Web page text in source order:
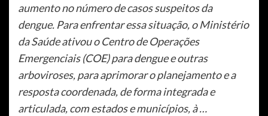
aumento no número de casos suspeitos da
dengue. Para enfrentar essa situação, o Ministério
da Saúde ativou o Centro de Operações
Emergenciais (COE) para dengue e outras
arboviroses, para aprimorar o planejamento e a
resposta coordenada, de forma integrada e
articulada, com estados e municípios, à …